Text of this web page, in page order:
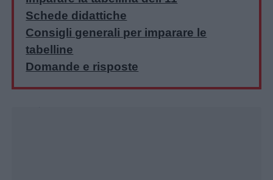
Home
Schede didattiche
Consigli generali per imparare le
tabelline
Domande e risposte